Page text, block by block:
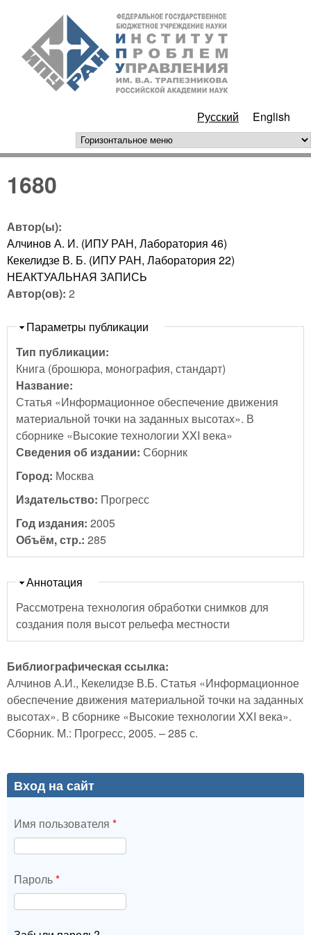
Перейти к основному
содержанию
РАН
Русский English
горизонтальное меню
1680
Автор(ы):
Алчинов А. И. (ИПУ РАН, Лаборатория 46)
Кекелидзе В. Б. (ИПУ РАН, Лаборатория 22)
НЕАКТУАЛЬНАЯ ЗАПИСЬ
Автор(ов): 2
Скрыть
Параметры публикации
Тип публикации:
Книга (брошюра, монография, стандарт)
Название:
Статья «Информационное обеспечение движения
материальной точки на заданных высотах». В
сборнике «Высокие технологии XXI века»
Сведения об издании: Сборник
Город: Москва
Издательство: Прогресс
Год издания: 2005
Объём, стр.: 285
Скрыть
Аннотация
Рассмотрена технология обработки снимков для
создания поля высот рельефа местности
Библиографическая ссылка:
Алчинов А.И., Кекелидзе В.Б. Статья «Информационное
обеспечение движения материальной точки на заданных
высотах». В сборнике «Высокие технологии XXI века».
Сборник. М.: Прогресс, 2005. – 285 с.
Вход на сайт
Имя пользователя *
Пароль*